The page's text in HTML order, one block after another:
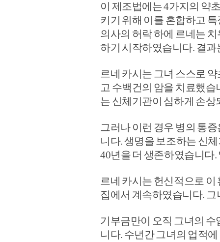
이 제조법에는 4가지의 약
키기 위해 이를 혼합하고
의사의 허락 하에 르네는
하기 시작하였습니다. 결
르네 카시는 그녀 스스로
고 수백건의 암을 치료했
는 신체기관이 심하게 손
그러나 이런 경우 병의 통
니다. 생명을 보조하는 신
40년을 더 생존하였습니다
르네 카시는 헌신적으로
집에서 계속하였습니다.
기부금만이 오직 그녀의
니다. 수년간 그녀의 업적